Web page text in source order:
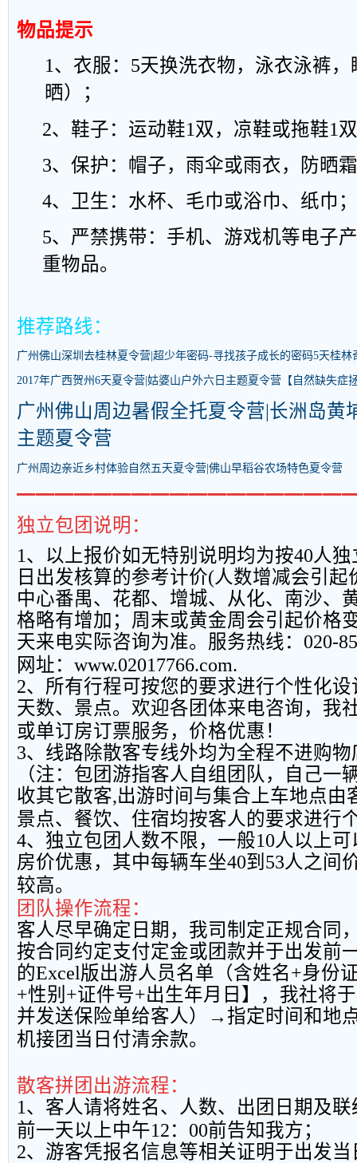
物品提示
1、衣服： 5天换洗衣物，泳衣泳裤，
晒）；
2、鞋子：运动鞋1双，凉鞋或拖鞋1
3、保护：帽子，雨伞或雨衣，防晒
4、卫生：水杯、毛巾或浴巾、纸巾；
5、严禁携带：手机、游戏机等电子
重物品。
推荐路线：
广州佛山深圳去桂林夏令营 |超少年密码-寻找孩子成长的密码5天桂林
2017年广西贺州6天夏令营|姑婆山户外六日主题夏令营【自然缺失症
广州佛山周边暑假全托夏令营|长洲岛黄
主题夏令营
广州周边亲近乡村体验自然五天夏令营 |佛山早稻谷农场特色夏令营
独立包团说明：
1、以上报价如无特别说明均为按40人
日出发核算的参考计价(人数增减会引起
中心番禺、花都、增城、从化、南沙、
格略有增加；周末或黄金周会引起价格
天来电实际咨询为准。服务热线： 020-
网址： www.02017766.com.
2、所有行程可按您的要求进行个性化
天数、景点。欢迎各团体来电咨询，我
或单订房订票服务，价格优惠！
3、线路除散客专线外均为全程不进购
（注：包团游指客人自组团队，自己一
收其它散客,出游时间与集合上车地点由
景点、餐饮、住宿均按客人的要求进行
4、独立包团人数不限，一般10人以上
房价优惠，其中每辆车坐40到 53人之间
较高。
团队操作流程：
客人尽早确定日期，我司制定正规合同
按合同约定支付定金或团款并于出发前
的Excel版出游人员名单（含姓名+身份
+性别 +证件号+出生年月日】，我社将
并发送保险单给客人）→指定时间和地
机接团当日付清余款。
散客拼团出游流程：
1、客人请将姓名、人数、出团日期及
前一天以上中午12： 00前告知我方；
2、游客凭报名信息等相关证明于出发